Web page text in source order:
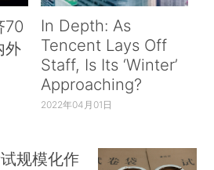
70
外
In Depth: As
Tencent Lays Off
Staff, Is Its ‘Winter’
Approaching?
2022年04月01日
规模化作